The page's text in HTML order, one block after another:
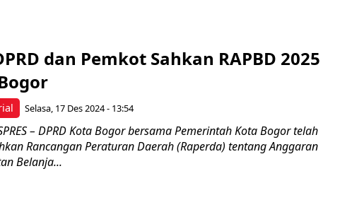
dan Pemkot Sahkan RAPBD 2025
Selasa, 17 Des 2024 - 13:54
– DPRD Kota Bogor bersama Pemerintah Kota Bogor telah
Rancangan Peraturan Daerah (Raperda) tentang Anggaran
Belanja...